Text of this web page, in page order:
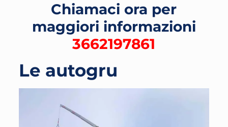
Chiamaci ora per
maggiori informazioni
3662197861
Le autogru